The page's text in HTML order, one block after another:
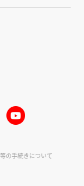
の手続きについて